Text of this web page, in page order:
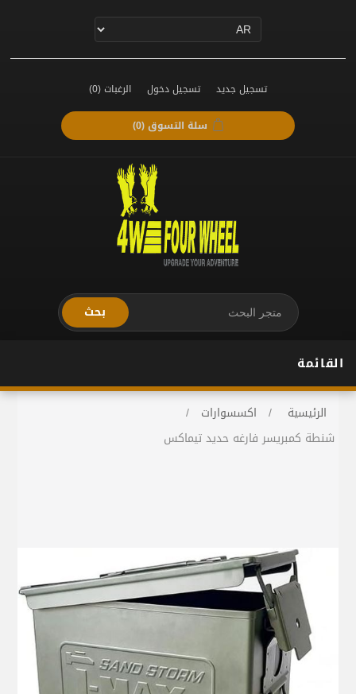
تسجيل جديد تسجيل دخول الرغبات(0)
سلة التسوق(0)
بحث
القائمة
الرئيسية / اكسسوارات
/
شنطة كمبريسر فارغه حديد تيماكس